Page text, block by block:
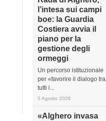
l’intesa sui campi
boe: la Guardia
Costiera avvia il
piano per la
gestione degli
ormeggi
Un percorso istituzionale
per «favorire il dialogo tra
tutti i...
5 Agosto 2026
«Alghero invasa